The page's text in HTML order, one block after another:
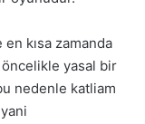
kısa zamanda
öncelikle yasal bir
nedenle katliam